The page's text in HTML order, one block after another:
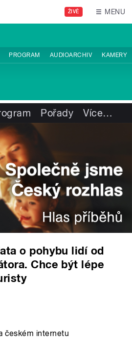
ŽIVĚ MENU
PROGRAM AUDIOARCHIV KAMERY
Pořady Více…
o pohybu lidí od
Chce být lépe
českém internetu